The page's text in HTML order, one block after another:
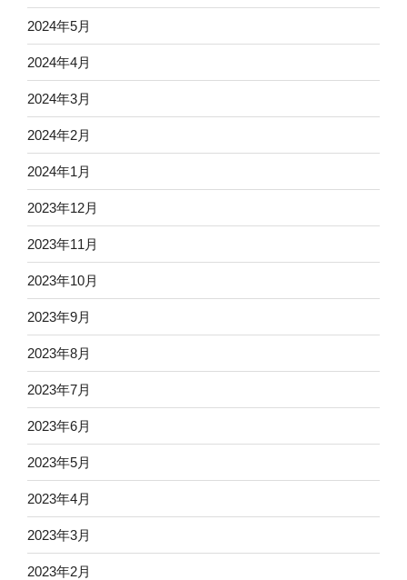
2024年5月
2024年4月
2024年3月
2024年2月
2024年1月
2023年12月
2023年11月
2023年10月
2023年9月
2023年8月
2023年7月
2023年6月
2023年5月
2023年4月
2023年3月
2023年2月